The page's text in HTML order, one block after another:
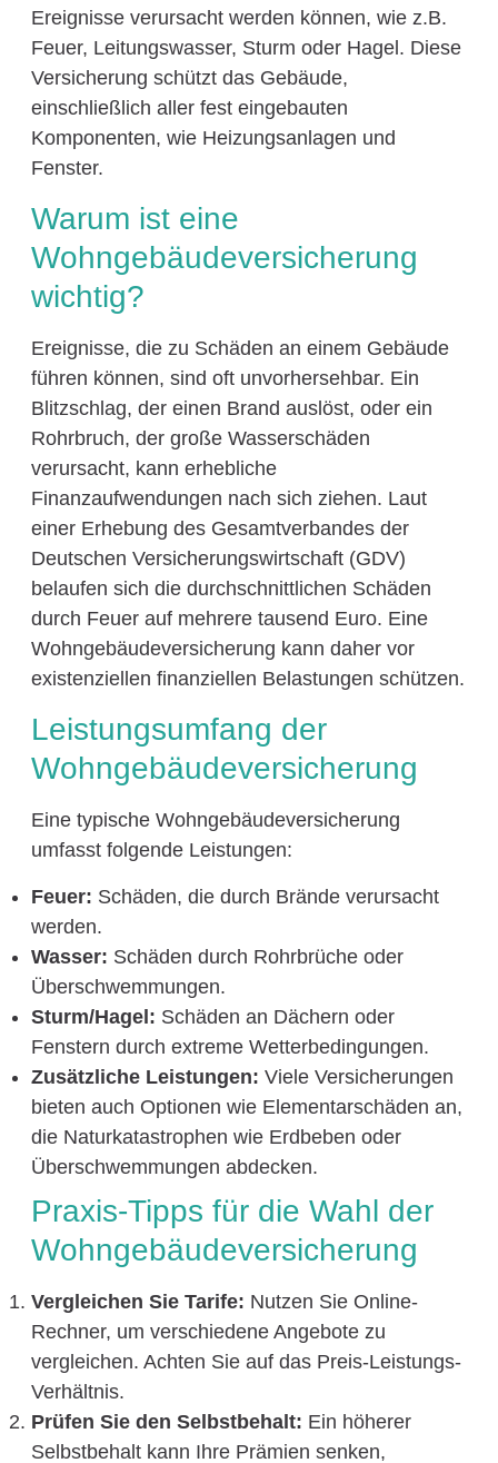
Ereignisse verursacht werden können, wie z.B.
Feuer, Leitungswasser, Sturm oder Hagel. Diese
Versicherung schützt das Gebäude,
einschließlich aller fest eingebauten
Komponenten, wie Heizungsanlagen und
Fenster.
Warum ist eine
Wohngebäudeversicherung
wichtig?
Ereignisse, die zu Schäden an einem Gebäude
führen können, sind oft unvorhersehbar. Ein
Blitzschlag, der einen Brand auslöst, oder ein
Rohrbruch, der große Wasserschäden
verursacht, kann erhebliche
Finanzaufwendungen nach sich ziehen. Laut
einer Erhebung des Gesamtverbandes der
Deutschen Versicherungswirtschaft (GDV)
belaufen sich die durchschnittlichen Schäden
durch Feuer auf mehrere tausend Euro. Eine
Wohngebäudeversicherung kann daher vor
existenziellen finanziellen Belastungen schützen.
Leistungsumfang der
Wohngebäudeversicherung
Eine typische Wohngebäudeversicherung
umfasst folgende Leistungen:
Feuer: Schäden, die durch Brände verursacht
werden.
Wasser: Schäden durch Rohrbrüche oder
Überschwemmungen.
Sturm/Hagel: Schäden an Dächern oder
Fenstern durch extreme Wetterbedingungen.
Zusätzliche Leistungen: Viele Versicherungen
bieten auch Optionen wie Elementarschäden an,
die Naturkatastrophen wie Erdbeben oder
Überschwemmungen abdecken.
Praxis-Tipps für die Wahl der
Wohngebäudeversicherung
Vergleichen Sie Tarife: Nutzen Sie Online-
Rechner, um verschiedene Angebote zu
vergleichen. Achten Sie auf das Preis-Leistungs-
Verhältnis.
Prüfen Sie den Selbstbehalt: Ein höherer
Selbstbehalt kann Ihre Prämien senken,